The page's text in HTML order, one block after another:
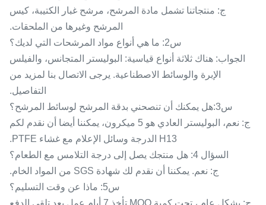
ج: منتجاتنا تشمل مادة المرشح، مرشح غبار الكتيبة، كيس
المرشح وغيرها من الملحقات.
س2: ما هي أنواع مواد المرشحات التي لديك؟
الجواب: هناك ثلاثة أنواع قياسية: البوليستر المتجانس، والفيلس
الإبرة والوسائط الاصطناعية. يرجى الاتصال بنا لمزيد من
التفاصيل.
س3:هل يمكنك أن تنصحني بدقة المرشح لوسائط المرشح؟
ج: نعم، البوليستر العادي هو 5 ميكرون، يمكننا أيضا أن نقدم لكم
H13 الدرجة وسائل الإعلام مع غشاء PTFE.
السؤال 4: هل منتجك يصل إلى درجة التلامس مع الطعام؟
ج: نعم. يمكننا أن نقدم لك شهادة SGS من المواد الخام.
س5: ماذا عن وقت التسليم؟
ج: بشكل عام ، تحت كمية MOQ تأخذ 7 أيام عمل بعد تلقي الدفع